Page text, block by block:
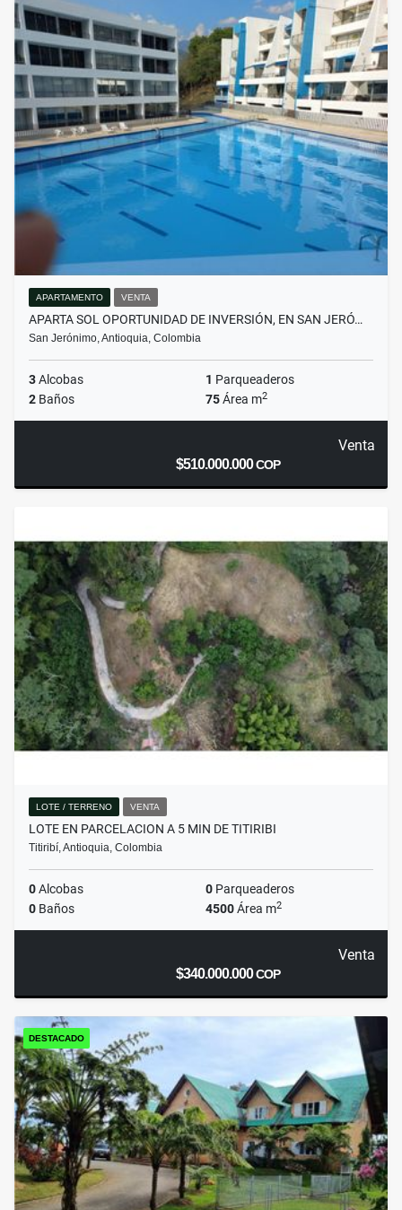
APARTAMENTO VENTA
APARTA SOL OPORTUNIDAD DE INVERSIÓN, EN SAN JERÓ…
San Jerónimo, Antioquia, Colombia
3Alcobas 1 Parqueaderos
2 Baños 75Área m2
Venta
$510.000.000COP
LOTE / TERRENO VENTA
LOTE EN PARCELACION A 5 MIN DE TITIRIBI
Titiribí, Antioquia, Colombia
0Alcobas 0 Parqueaderos
0 Baños 4500Área m2
Venta
$340.000.000COP
DESTACADO